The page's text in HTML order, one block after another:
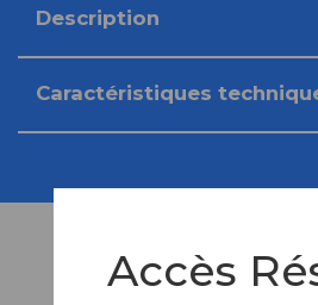
Description
Caractéristiques
Accès